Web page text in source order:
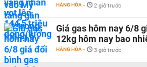
HÀNG HÓA - 2 giờ trước
Giá gas hôm nay 6/8
12kg hôm nay bao
HÀNG HÓA - 3 giờ trước